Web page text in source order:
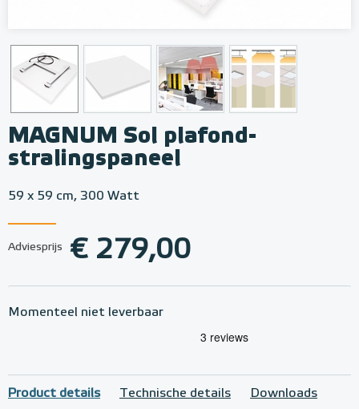
MAGNUM Sol plafond-
stralingspaneel
59 x 59 cm, 300 Watt
Adviesprijs € 279,00
Momenteel niet leverbaar
Product details Technische details Downloads